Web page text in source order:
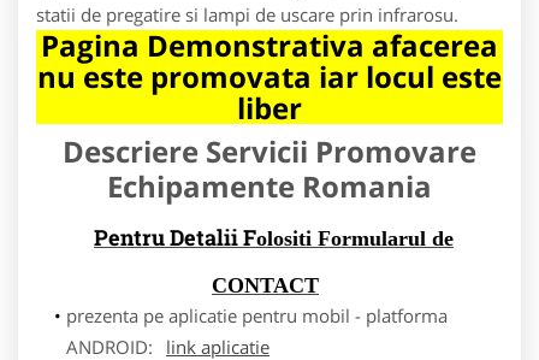
statii de pregatire si lampi de uscare prin infrarosu.
Pagina Demonstrativa afacerea
nu este promovata iar locul este
liber
Descriere Servicii Promovare
Echipamente Romania
Pentru Detalii Folositi Formularul de
CONTACT
prezenta pe aplicatie pentru mobil - platforma
ANDROID:
link aplicatie